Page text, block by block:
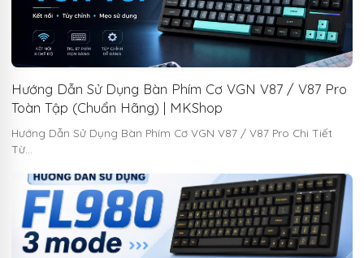
Hướng Dẫn Sử Dụng Bàn Phím Cơ VGN V87 / V87 Pro
Toàn Tập (Chuẩn Hãng) | MKShop
Hướng Dẫn Sử Dụng Bàn Phím Cơ VGN V87 / V87 Pro Chi Tiết
Từ…